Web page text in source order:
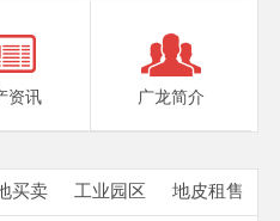
资讯 广龙简介
买卖 工业园区 地皮租售